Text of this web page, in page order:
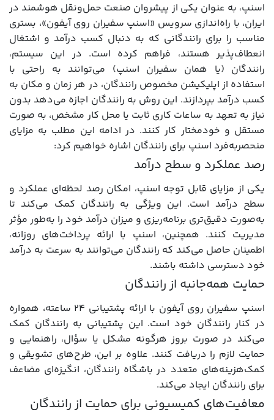
اسنپ، به عنوان یکی از پیشروان صنعت حمل‌ونقل هوشمند در
ایران، با راه‌اندازی سرویس «اسنپ سفیران روی آیفون»، بستری
مناسب را برای رانندگانی که به دنبال کسب درآمد و اشتغال
انعطاف‌پذیر هستند، فراهم کرده است. در این سیستم،
رانندگان (یا همان سفیران اسنپ) می‌توانند به راحتی با
استفاده از اپلیکیشن مخصوص رانندگان، در هر زمان و مکان به
کسب درآمد بپردازند. این روش به رانندگان اجازه می‌دهد بدون
نیاز به تعهد به ساعات کاری ثابت یا محل کار مشخص، به صورت
مستقل و خودمختار کار کنند. در ادامه این مطلب به مزایای
منحصربه‌فرد اسنپ برای رانندگان اشاره خواهیم کرد:
رصد عملکرد و سطح درآمد
یکی از مزایای قابل توجه اسنپ، امکان رصد لحظه‌ای عملکرد و
سطح درآمد است. این ویژگی به رانندگان کمک می‌کند تا
به‌صورت دقیق‌تری برنامه‌ریزی و میزان درآمد خود را به‌طور مؤثر
مدیریت کنند. همچنین، اسنپ با ارائه پرداخت‌های روزانه،
اطمینان حاصل می‌کند که رانندگان می‌توانند به سرعت به درآمد
خود دسترسی داشته باشند.
حمایت همه‌جانبه از رانندگان
اسنپ سفیران روی آیفون با ارائه پشتیبانی ۲۴ ساعته، همواره
در کنار رانندگان خود است. این پشتیبانی به رانندگان کمک
می‌کند در صورت بروز هرگونه مشکل یا سؤال، راهنمایی و
حمایت لازم را دریافت کنند. علاوه بر این، طرح‌های تشویقی و
کمک‌هزینه‌های متعدد در باشگاه رانندگان، انگیزه‌ای مضاعف
برای رانندگان ایجاد می‌کند.
معافیت‌های کمیسیونی برای حمایت از رانندگان